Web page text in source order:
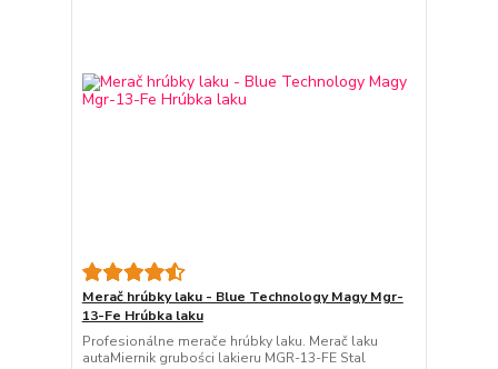
Merač hrúbky laku - Blue Technology Magy Mgr-
13-Fe Hrúbka laku
Profesionálne merače hrúbky laku. Merač laku
autaMiernik grubości lakieru MGR-13-FE Stal